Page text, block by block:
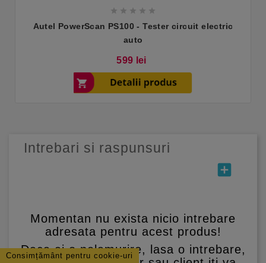
    
Autel PowerScan PS100 - Tester circuit electric
auto
599 lei
Intrebari si raspunsuri
add_box
Momentan nu exista nicio intrebare
adresata pentru acest produs!
Daca ai o nelamurire, lasa o intrebare,
Consimțământ pentru cookie-uri